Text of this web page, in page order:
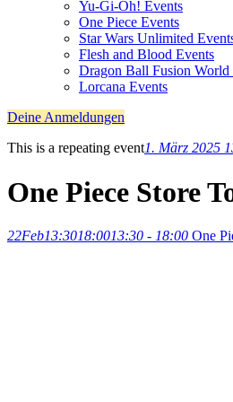
Yu-Gi-Oh! Events
One Piece Events
Star Wars Unlimited
Flesh and Blood Events
Dragon Ball Fusion World
Lorcana Events
Deine Anmeldungen
This is a repeating event1. März 2025
One Piece Store
22Feb13:3018:0013:30 - 18:00 One